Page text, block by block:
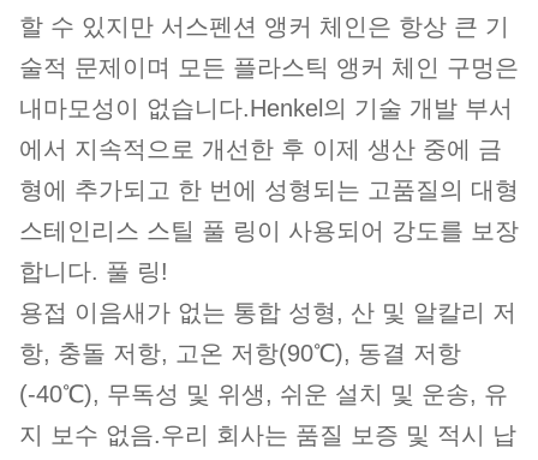
할 수 있지만 서스펜션 앵커 체인은 항상 큰 기
술적 문제이며 모든 플라스틱 앵커 체인 구멍은
내마모성이 없습니다.Henkel의 기술 개발 부서
에서 지속적으로 개선한 후 이제 생산 중에 금
형에 추가되고 한 번에 성형되는 고품질의 대형
스테인리스 스틸 풀 링이 사용되어 강도를 보장
합니다. 풀 링!
용접 이음새가 없는 통합 성형, 산 및 알칼리 저
항, 충돌 저항, 고온 저항(90℃), 동결 저항
(-40℃), 무독성 및 위생, 쉬운 설치 및 운송, 유
지 보수 없음.우리 회사는 품질 보증 및 적시 납